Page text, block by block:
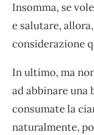
Insomma, se
e salutare,
considerazione
In ultimo, ma
ad abbinare una
consumate la
naturalmente,